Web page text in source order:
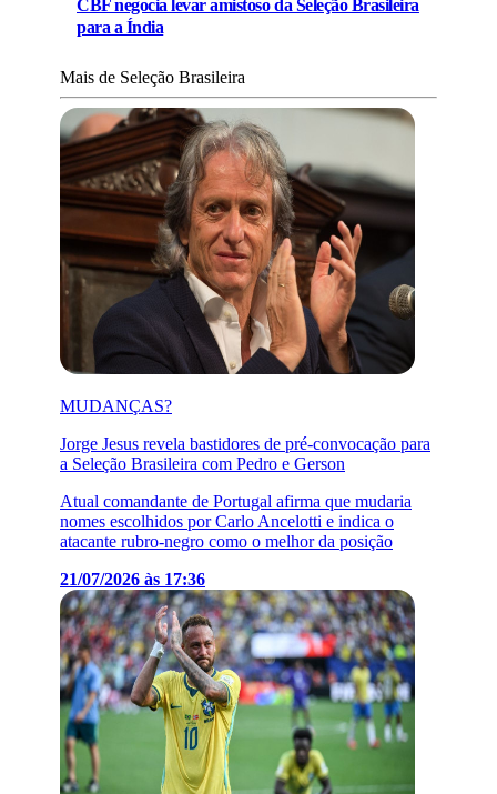
CBF negocia levar amistoso da Seleção Brasileira
para a Índia
Mais de Seleção Brasileira
MUDANÇAS?
Jorge Jesus revela bastidores de pré-convocação para
a Seleção Brasileira com Pedro e Gerson
Atual comandante de Portugal afirma que mudaria
nomes escolhidos por Carlo Ancelotti e indica o
atacante rubro-negro como o melhor da posição
21/07/2026 às 17:36